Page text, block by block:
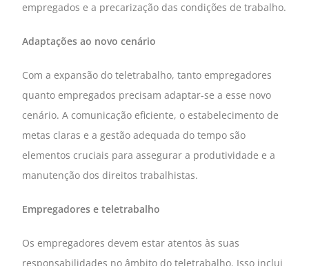
empregados e a precarização das condições de trabalho.
Adaptações ao novo cenário
Com a expansão do teletrabalho, tanto empregadores
quanto empregados precisam adaptar-se a esse novo
cenário. A comunicação eficiente, o estabelecimento de
metas claras e a gestão adequada do tempo são
elementos cruciais para assegurar a produtividade e a
manutenção dos direitos trabalhistas.
Empregadores e teletrabalho
Os empregadores devem estar atentos às suas
responsabilidades no âmbito do teletrabalho. Isso inclui